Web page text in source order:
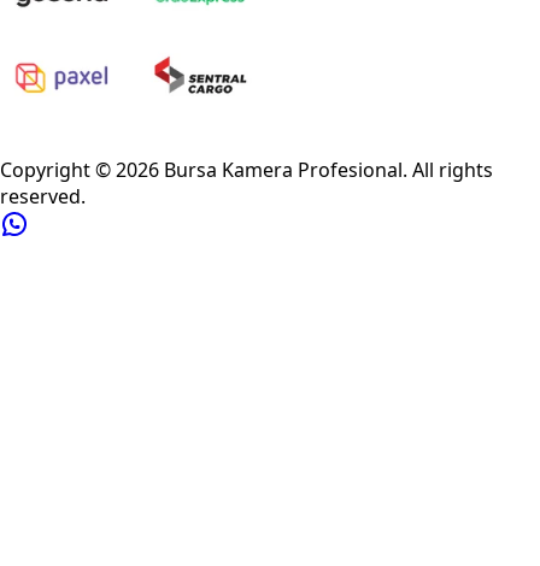
Copyright ©2026 Bursa Kamera Profesional. All rights
reserved.